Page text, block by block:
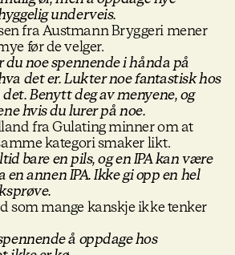
underveis.
fra Austmann Bryggeri mener
før de velger.
du noe spennende i hånda på
det er. Lukter noe fantastisk hos
Benytt deg av menyene, og
hvis du lurer på noe.
fra Gulating minner om at
kategori smaker likt.
bare en pils, og en IPA kan være
en annen IPA. Ikke gi opp en hel
som mange kanskje ikke tenker
å oppdage hos